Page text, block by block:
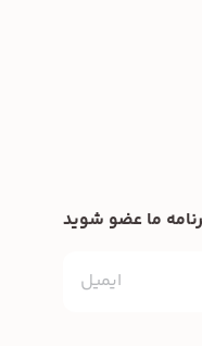
ما عضو شوید